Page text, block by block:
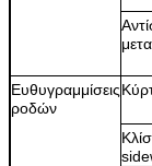
Ευθυγραμμίσεις
ροδών